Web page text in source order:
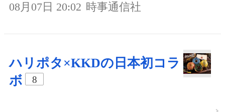
08月07日 20:02 時事通信社
ハリポタ×KKDの日本初コラ
ボ
8